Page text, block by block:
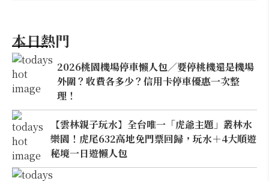
本日熱門
2026桃園機場停車懶人包／要停桃機還是機場
外圍？收費各多少？信用卡停車優惠一次整
理！
【雲林親子玩水】全台唯一「虎爺主題」叢林水
樂園！虎尾632高地免門票回歸，玩水＋4大順遊
秘境一日遊懶人包